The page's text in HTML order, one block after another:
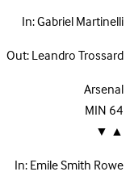
In:Gabriel Martinelli
Out:Leandro Trossard
Arsenal
64
MIN
▲
▼
In:Emile Smith Rowe